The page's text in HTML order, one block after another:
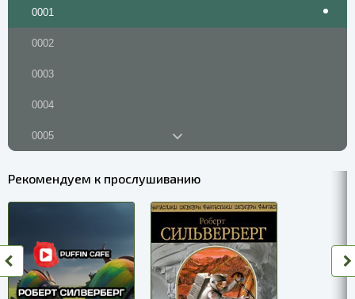
0001
0002
0003
0004
0005
0009
0010
Рекомендуем к прослушиванию